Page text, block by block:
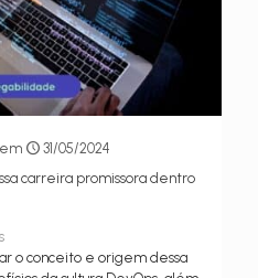
em
31/05/2024
carreira promissora dentro
o conceito e origem dessa